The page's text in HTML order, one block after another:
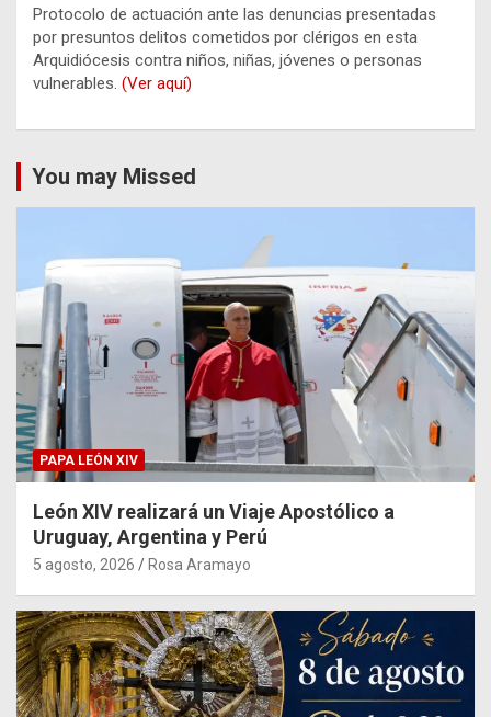
Protocolo de actuación ante las denuncias presentadas
por presuntos delitos cometidos por clérigos en esta
Arquidiócesis contra niños, niñas, jóvenes o personas
vulnerables. (Ver aquí)
You may Missed
PAPA LEÓN XIV
León XIV realizará un Viaje Apostólico a
Uruguay, Argentina y Perú
5 agosto, 2026 Rosa Aramayo